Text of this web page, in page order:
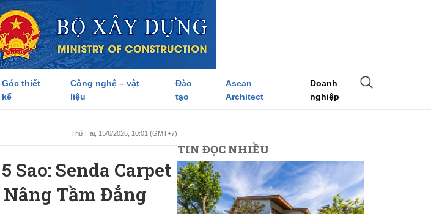
Góc thiết
kế
Công nghệ – vật
liệu
Đào
tạo
Asean
Architect
Doanh
nghiệp
Thứ Hai, 15/6/2026, 10:01 (GMT+7)
Sao: Senda Carpet
Tầm Đẳng
TIN ĐỌC NHIỀU